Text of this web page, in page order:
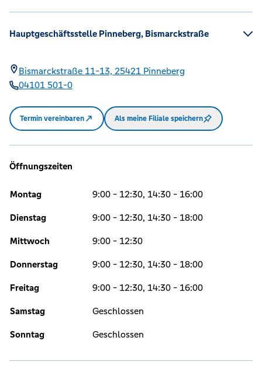
Hauptgeschäftsstelle Pinneberg, Bismarckstraße
Bismarckstraße 11-13, 25421 Pinneberg
04101 501-0
Termin vereinbaren Als meine Filiale speichern
Öffnungszeiten
Montag 9:00 - 12:30, 14:30 - 16:00
Dienstag 9:00 - 12:30, 14:30 - 18:00
Mittwoch 9:00 - 12:30
Donnerstag 9:00 - 12:30, 14:30 - 18:00
Freitag 9:00 - 12:30, 14:30 - 16:00
Samstag Geschlossen
Sonntag Geschlossen